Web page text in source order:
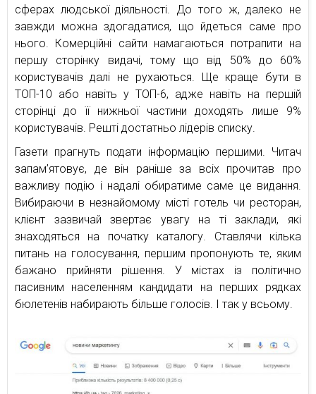
сферах людської діяльності. До того ж, далеко не
завжди можна здогадатися, що йдеться саме про
нього. Комерційні сайти намагаються потрапити на
першу сторінку видачі, тому що від 50% до 60%
користувачів далі не рухаються. Ще краще бути в
ТОП-10 або навіть у ТОП-6, адже навіть на першій
сторінці до її нижньої частини доходять лише 9%
користувачів. Решті достатньо лідерів списку.
Газети прагнуть подати інформацію першими. Читач
запам’ятовує, де він раніше за всіх прочитав про
важливу подію і надалі обиратиме саме це видання.
Вибираючи в незнайомому місті готель чи ресторан,
клієнт зазвичай звертає увагу на ті заклади, які
знаходяться на початку каталогу. Ставлячи кілька
питань на голосування, першим пропонують те, яким
бажано прийняти рішення. У містах із політично
пасивним населенням кандидати на перших рядках
бюлетенів набирають більше голосів. І так у всьому.